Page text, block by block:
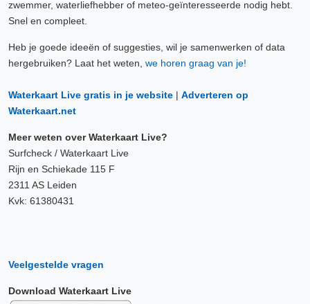
zwemmer, waterliefhebber of meteo-geïnteresseerde nodig hebt.
Snel en compleet.
Heb je goede ideeën of suggesties, wil je samenwerken of data
hergebruiken? Laat het weten, we horen graag van je!
Waterkaart Live gratis in je website | Adverteren op
Waterkaart.net
Meer weten over Waterkaart Live?
Surfcheck / Waterkaart Live
Rijn en Schiekade 115 F
2311 AS Leiden
Kvk: 61380431
Veelgestelde vragen
Download Waterkaart Live